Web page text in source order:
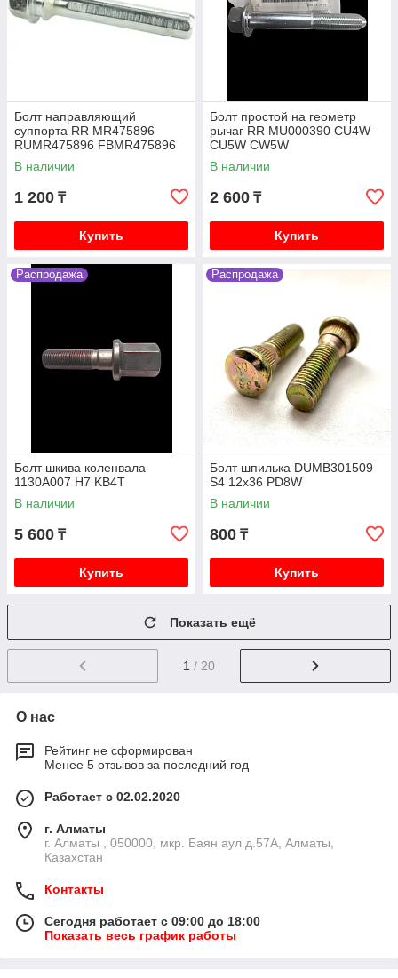
Болт направляющий
суппорта RR MR475896
RUMR475896 FBMR475896
0474-CYUPF V75W V93W
В наличии
1 200 ₸
Купить
Болт простой на геометр
рычаг RR MU000390 CU4W
CU5W CW5W
В наличии
2 600 ₸
Купить
Распродажа
Болт шкива коленвала
1130A007 H7 KB4T
В наличии
5 600 ₸
Купить
Распродажа
Болт шпилька DUMB301509
S4 12x36 PD8W
В наличии
800 ₸
Купить
Показать ещё
1 / 20
О нас
Рейтинг не сформирован
Менее 5 отзывов за последний год
Работает с 02.02.2020
г. Алматы
г. Алматы , 050000, мкр. Баян аул д.57А, Алматы,
Казахстан
Контакты
Сегодня работает с 09:00 до 18:00
Показать весь график работы